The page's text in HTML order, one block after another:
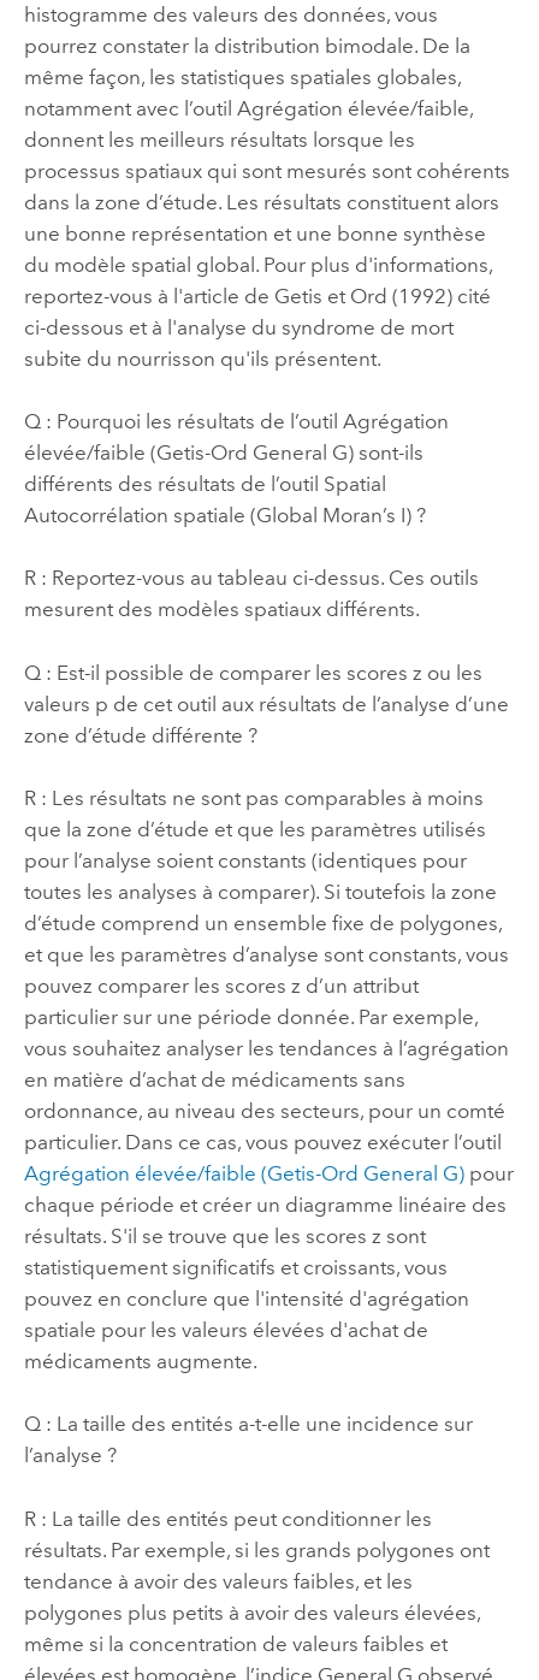
histogramme des valeurs des données, vous
pourrez constater la distribution bimodale. De la
même façon, les statistiques spatiales globales,
notamment avec l’outil Agrégation élevée/faible,
donnent les meilleurs résultats lorsque les
processus spatiaux qui sont mesurés sont cohérents
dans la zone d’étude. Les résultats constituent alors
une bonne représentation et une bonne synthèse
du modèle spatial global. Pour plus d'informations,
reportez-vous à l'article de Getis et Ord (1992) cité
ci-dessous et à l'analyse du syndrome de mort
subite du nourrisson qu'ils présentent.
Q : Pourquoi les résultats de l’outil Agrégation
élevée/faible (Getis-Ord General G)sont-ils
différents des résultats de l’outil Spatial
Autocorrélation spatiale (Global Moran’s I)?
R : Reportez-vous au tableau ci-dessus. Ces outils
mesurent des modèles spatiaux différents.
Q : Est-il possible de comparer les scores z ou les
valeurs p de cet outil aux résultats de l’analyse d’une
zone d’étude différente ?
R : Les résultats ne sont pas comparables à moins
que la zone d’étude et que les paramètres utilisés
pour l’analyse soient constants (identiques pour
toutes les analyses à comparer). Si toutefois la zone
d’étude comprend un ensemble fixe de polygones,
et que les paramètres d’analyse sont constants, vous
pouvez comparer les scores z d’un attribut
particulier sur une période donnée. Par exemple,
vous souhaitez analyser les tendances à l’agrégation
en matière d’achat de médicaments sans
ordonnance, au niveau des secteurs, pour un comté
particulier. Dans ce cas, vous pouvez exécuter l’outil
Agrégation élevée/faible (Getis-Ord General G)pour
chaque période et créer un diagramme linéaire des
résultats. S'il se trouve que les scores z sont
statistiquement significatifs et croissants, vous
pouvez en conclure que l'intensité d'agrégation
spatiale pour les valeurs élevées d'achat de
médicaments augmente.
Q : La taille des entités a-t-elle une incidence sur
l’analyse ?
R : La taille des entités peut conditionner les
résultats. Par exemple, si les grands polygones ont
tendance à avoir des valeurs faibles, et les
polygones plus petits à avoir des valeurs élevées,
même si la concentration de valeurs faibles et
élevées est homogène, l’indice General G observé